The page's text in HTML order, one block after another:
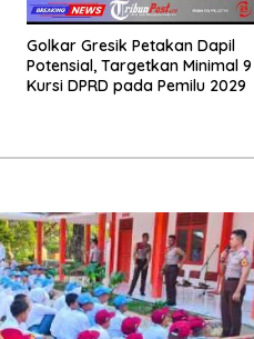
Golkar Gresik Petakan Dapil
Potensial, Targetkan Minimal 9
Kursi DPRD pada Pemilu 2029